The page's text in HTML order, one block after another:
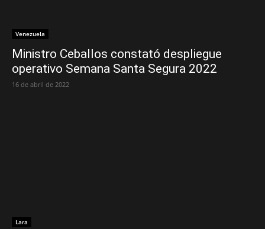
Venezuela
Ministro Ceballos constató despliegue
operativo Semana Santa Segura 2022
16 de abril de 2022
Lara